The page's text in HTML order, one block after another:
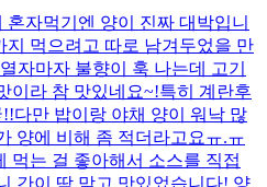
자먹기엔 양이 진짜 대박입니
지 먹으려고 따로 남겨두었을 만
자마자 불향이 훅 나는데 고기
이라 참 맛있네요~!특히 계란후
다만 밥이랑 야채 양이 워낙 많
양에 비해 좀 적더라고요ㅠ.ㅠ
먹는 걸 좋아해서 소스를 직접
간이 딱 맞고 맛있었습니다! 양